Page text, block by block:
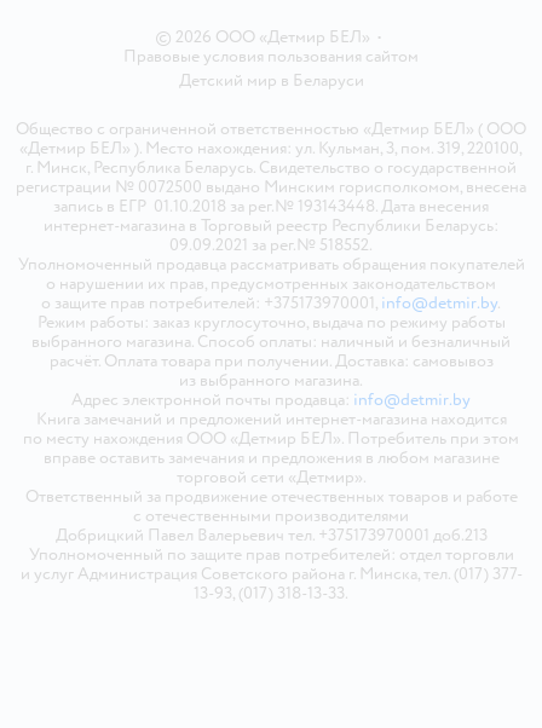
© 2026 ООО «Детмир БЕЛ» •
Правовые условия пользования сайтом
Детский мир в Беларуси
Общество с ограниченной ответственностью «Детмир БЕЛ» ( ООО
«Детмир БЕЛ» ). Место нахождения: ул. Кульман, 3, пом. 319, 220100,
г. Минск, Республика Беларусь. Свидетельство о государственной
регистрации № 0072500 выдано Минским горисполкомом, внесена
запись в ЕГР 01.10.2018 за рег.№ 193143448. Дата внесения
интернет-магазина в Торговый реестр Республики Беларусь:
09.09.2021 за рег.№ 518552.
Уполномоченный продавца рассматривать обращения покупателей
о нарушении их прав, предусмотренных законодательством
о защите прав потребителей: +375173970001, info@detmir.by.
Режим работы: заказ круглосуточно, выдача по режиму работы
выбранного магазина. Способ оплаты: наличный и безналичный
расчёт. Оплата товара при получении. Доставка: самовывоз
из выбранного магазина.
Адрес электронной почты продавца: info@detmir.by
Книга замечаний и предложений интернет-магазина находится
по месту нахождения ООО «Детмир БЕЛ». Потребитель при этом
вправе оставить замечания и предложения в любом магазине
торговой сети «Детмир».
Ответственный за продвижение отечественных товаров и работе
с отечественными производителями
Добрицкий Павел Валерьевич тел. +375173970001 доб.213
Уполномоченный по защите прав потребителей: отдел торговли
и услуг Администрация Советского района г. Минска, тел. (017) 377-
13-93, (017) 318-13-33.